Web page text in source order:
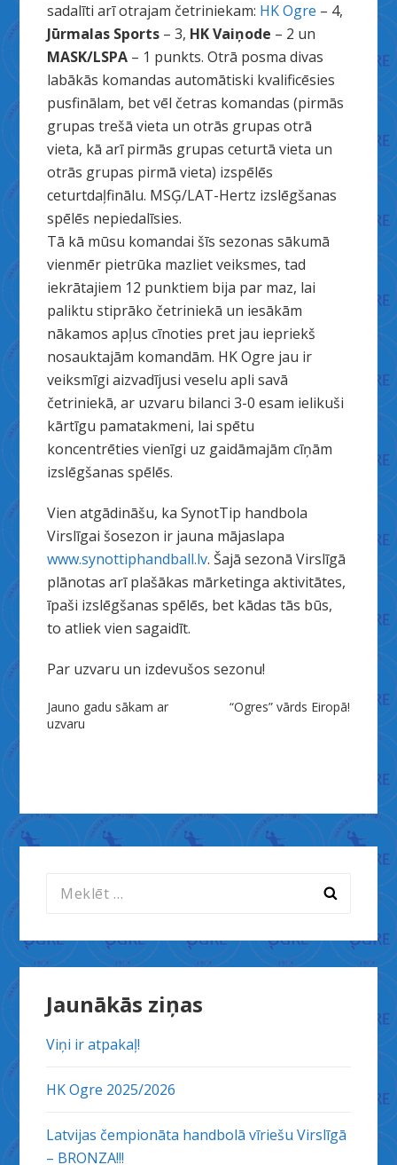
sadalīti arī otrajam četriniekam: HK Ogre – 4,
Jūrmalas Sports – 3, HK Vaiņode – 2 un
MASK/LSPA – 1 punkts. Otrā posma divas
labākās komandas automātiski kvalificēsies
pusfinālam, bet vēl četras komandas (pirmās
grupas trešā vieta un otrās grupas otrā
vieta, kā arī pirmās grupas ceturtā vieta un
otrās grupas pirmā vieta) izspēlēs
ceturtdaļfinālu. MSĢ/LAT-Hertz izslēgšanas
spēlēs nepiedalīsies.
Tā kā mūsu komandai šīs sezonas sākumā
vienmēr pietrūka mazliet veiksmes, tad
iekrātajiem 12 punktiem bija par maz, lai
paliktu stiprāko četriniekā un iesākām
nākamos apļus cīnoties pret jau iepriekš
nosauktajām komandām. HK Ogre jau ir
veiksmīgi aizvadījusi veselu apli savā
četriniekā, ar uzvaru bilanci 3-0 esam ielikuši
kārtīgu pamatakmeni, lai spētu
koncentrēties vienīgi uz gaidāmajām cīņām
izslēgšanas spēlēs.
Vien atgādināšu, ka SynotTip handbola
Virslīgai šosezon ir jauna mājaslapa
www.synottiphandball.lv. Šajā sezonā Virslīgā
plānotas arī plašākas mārketinga aktivitātes,
īpaši izslēgšanas spēlēs, bet kādas tās būs,
to atliek vien sagaidīt.
Par uzvaru un izdevušos sezonu!
Ziņu
Jauno gadu sākam ar
uzvaru
“Ogres” vārds Eiropā!
Meklēt:
Jaunākās ziņas
Viņi ir atpakaļ!
HK Ogre 2025/2026
Latvijas čempionāta handbolā vīriešu Virslīgā
– BRONZA!!!